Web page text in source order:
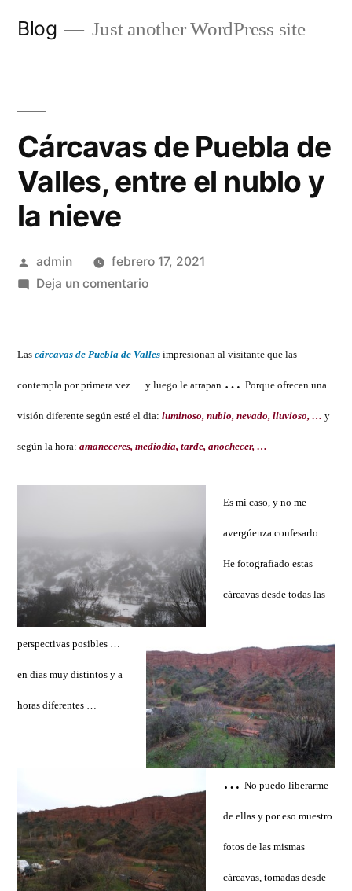
Blog Just another WordPress site
Cárcavas de Puebla de
Valles, entre el nublo y
la nieve
Publicado
por
admin
febrero 17, 2021
Deja un comentarioen
Puebla
Valles,
entre
Lascárcavas de Puebla de Vallesimpresionan al visitante que las
contempla por primera vez … y luego le atrapan … Porque ofrecen una
visión diferente según esté el dia: luminoso, nublo, nevado, lluvioso, … y
según la hora: amaneceres, mediodía, tarde, anochecer, …
Es mi caso, y no me
avergúenza confesarlo …
He fotografiado estas
cárcavas desde todas las
perspectivas posibles …
en dias muy distintos y a
horas diferentes …
… No puedo liberarme
de ellas y por eso muestro
fotos de las mismas
cárcavas, tomadas desde